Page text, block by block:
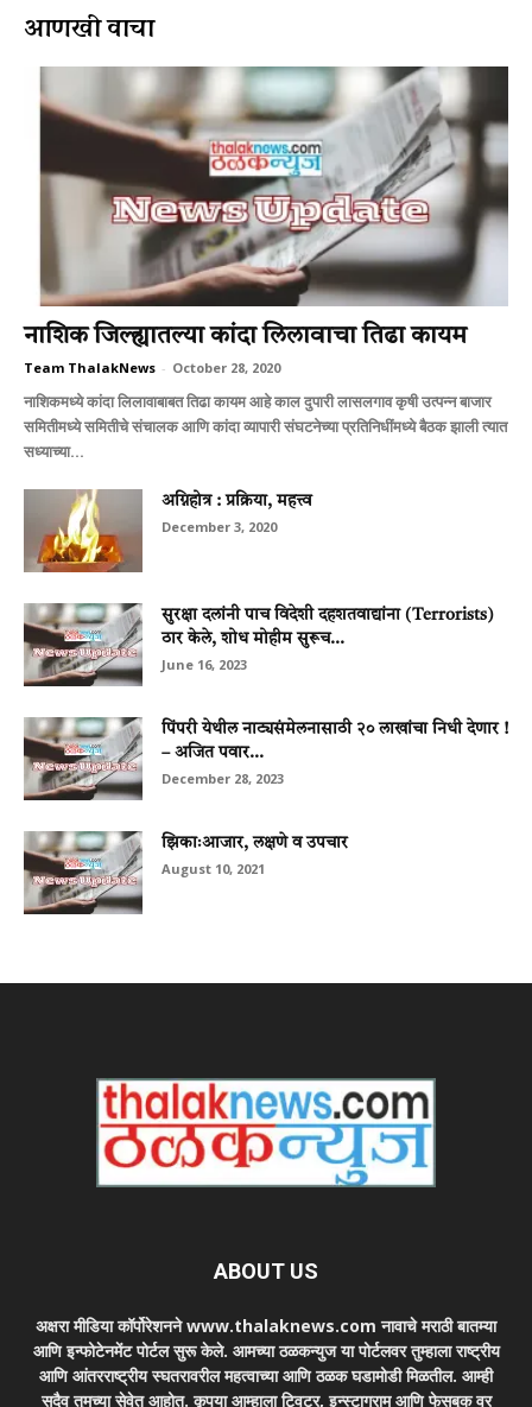
आणखी वाचा
नाशिक जिल्ह्यातल्या कांदा लिलावाचा तिढा कायम
Team ThalakNews - October 28, 2020
नाशिकमध्ये कांदा लिलावाबाबत तिढा कायम आहे काल दुपारी लासलगाव कृषी उत्पन्न बाजार
समितीमध्ये समितीचे संचालक आणि कांदा व्यापारी संघटनेच्या प्रतिनिधींमध्ये बैठक झाली त्यात
सध्याच्या...
अग्निहोत्र : प्रक्रिया, महत्त्व
December 3, 2020
सुरक्षा दलांनी पाच विदेशी दहशतवाद्यांना (Terrorists)
ठार केले, शोध मोहीम सुरूच...
June 16, 2023
पिंपरी येथील नाट्यसंमेलनासाठी २० लाखांचा निधी देणार !
– अजित पवार...
December 28, 2023
झिकाःआजार, लक्षणे व उपचार
August 10, 2021
ABOUT US
अक्षरा मीडिया कॉर्पोरेशनने www.thalaknews.com नावाचे मराठी बातम्या
आणि इन्फोटेनमेंट पोर्टल सुरू केले. आमच्या ठळकन्युज या पोर्टलवर तुम्हाला राष्ट्रीय
आणि आंतरराष्ट्रीय स्घतरावरील महत्वाच्या आणि ठळक घडामोडी मिळतील. आम्ही
सदैव तुमच्या सेवेत आहोत. कृपया आम्हाला ट्विटर, इन्स्टाग्राम आणि फेसबुक वर